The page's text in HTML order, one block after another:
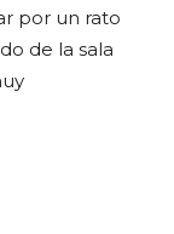
por un rato
de la sala